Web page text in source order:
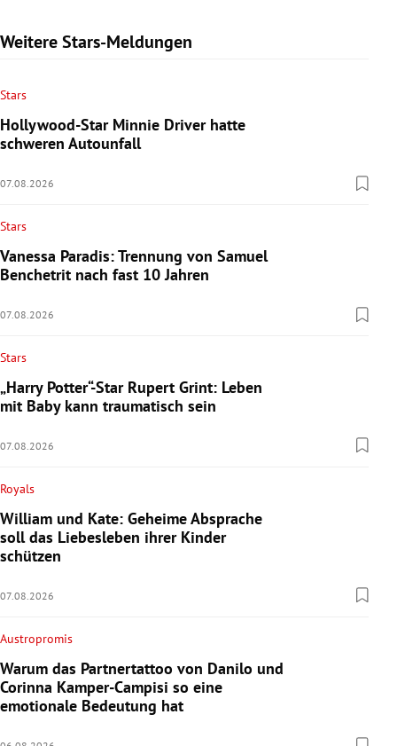
Weitere Stars-Meldungen
Stars
Hollywood-Star Minnie Driver hatte
schweren Autounfall
07.08.2026
Stars
Vanessa Paradis: Trennung von Samuel
Benchetrit nach fast 10 Jahren
07.08.2026
Stars
„Harry Potter“-Star Rupert Grint: Leben
mit Baby kann traumatisch sein
07.08.2026
Royals
William und Kate: Geheime Absprache
soll das Liebesleben ihrer Kinder
schützen
07.08.2026
Austropromis
Warum das Partnertattoo von Danilo und
Corinna Kamper-Campisi so eine
emotionale Bedeutung hat